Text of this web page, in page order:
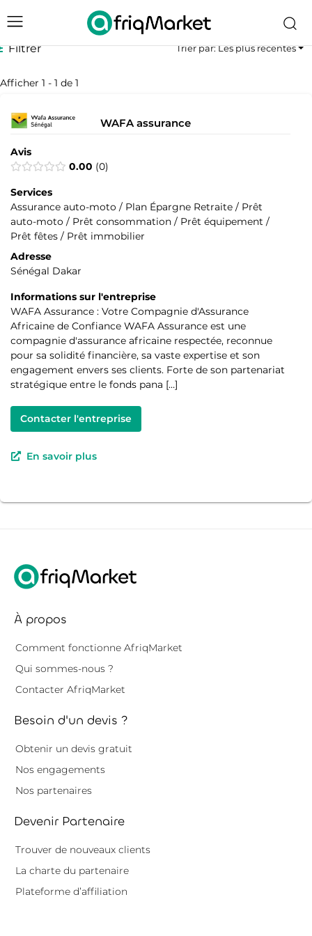
Filtrer
Afficher 1 - 1 de 1
Trier par: Les plus récentes
WAFA assurance
Avis
0.00 0
Services
Assurance auto-moto / Plan Épargne Retraite / Prêt
auto-moto / Prêt consommation / Prêt équipement /
Prêt fêtes / Prêt immobilier
Adresse
Sénégal Dakar
Informations sur l'entreprise
WAFA Assurance : Votre Compagnie d'Assurance
Africaine de Confiance WAFA Assurance est une
compagnie d'assurance africaine respectée, reconnue
pour sa solidité financière, sa vaste expertise et son
engagement envers ses clients. Forte de son partenariat
stratégique entre le fonds pana […]
Contacter l'entreprise
En savoir plus
À propos
Comment fonctionne AfriqMarket
Qui sommes-nous ?
Contacter AfriqMarket
Besoin d'un devis ?
Obtenir un devis gratuit
Nos engagements
Nos partenaires
Devenir Partenaire
Trouver de nouveaux clients
La charte du partenaire
Plateforme d’affiliation